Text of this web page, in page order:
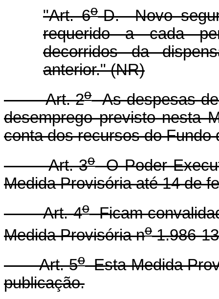
"Art. 6o-D. Novo
requerido a cada
decorridos da
anterior." (NR)
Art. 2oAs despesas
desemprego previsto nesta
conta dos recursos do Fundo
Art. 3oO Poder
Medida Provisória até 14 de
Art. 4oFicam
Medida Provisória no1.986-
Art. 5oEsta Medida
publicação.